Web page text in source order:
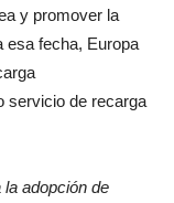
y promover la
esa fecha, Europa
servicio de recarga
adopción de